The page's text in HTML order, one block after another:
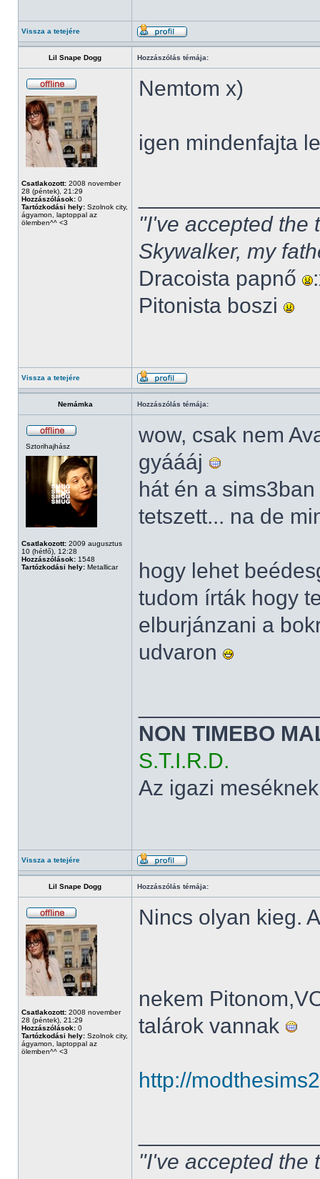
Vissza a tetejére
Lil Snape Dogg Hozzászólás témája:
Csatlakozott: 2008 november
28 (péntek), 21:29
Hozzászólások: 0
Tartózkodási hely: Szolnok city,
ágyamon, laptoppal az
ölemben^^ <3
Nemtom x)
igen mindenfajta
"I've accepted the
Skywalker, my
Dracoista papnő
Pitonista boszi
Vissza a tetejére
Nemámka Hozzászólás témája:
Sztorihajhász
Csatlakozott: 2009 augusztus
10 (hétfő), 12:28
Hozzászólások: 1548
Tartózkodási hely: Metallicar
wow, csak nem
gyáááj
hát én a
tetszett... na de
hogy lehet
tudom írták hogy
elburjánzani a
udvaron
NON TIMEBO
S.T.I.R.D.
Az igazi
Vissza a tetejére
Lil Snape Dogg Hozzászólás témája:
Csatlakozott: 2008 november
28 (péntek), 21:29
Hozzászólások: 0
Tartózkodási hely: Szolnok city,
ágyamon, laptoppal az
ölemben^^ <3
Nincs olyan kieg.
nekem
talárok vannak
http://
"I've accepted the